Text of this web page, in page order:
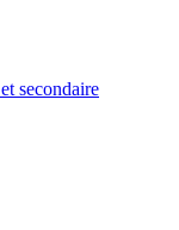
secondaire